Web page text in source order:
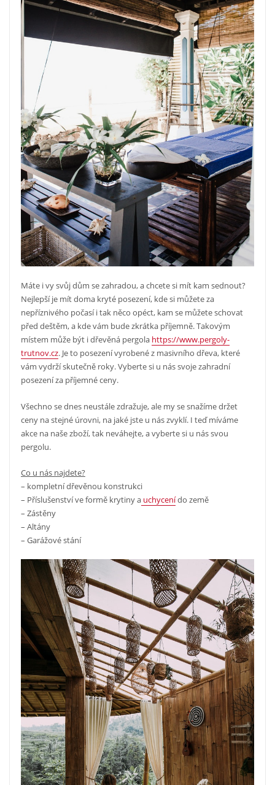
Máte i vy svůj dům se zahradou, a chcete si mít kam sednout?
Nejlepší je mít doma kryté posezení, kde si můžete za
nepříznivého počasí i tak něco opéct, kam se můžete schovat
před deštěm, a kde vám bude zkrátka příjemně. Takovým
místem může být i dřevěná pergola https://www.pergoly-
trutnov.cz. Je to posezení vyrobené z masivního dřeva, které
vám vydrží skutečně roky. Vyberte si u nás svoje zahradní
posezení za příjemné ceny.
Všechno se dnes neustále zdražuje, ale my se snažíme držet
ceny na stejné úrovni, na jaké jste u nás zvyklí. I teď míváme
akce na naše zboží, tak neváhejte, a vyberte si u nás svou
pergolu.
Co u nás najdete?
– kompletní dřevěnou konstrukci
– Příslušenství ve formě krytiny auchycenído země
– Zástěny
– Altány
– Garážové stání